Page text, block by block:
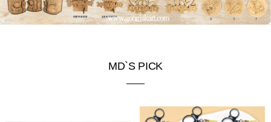
MD`S PICK